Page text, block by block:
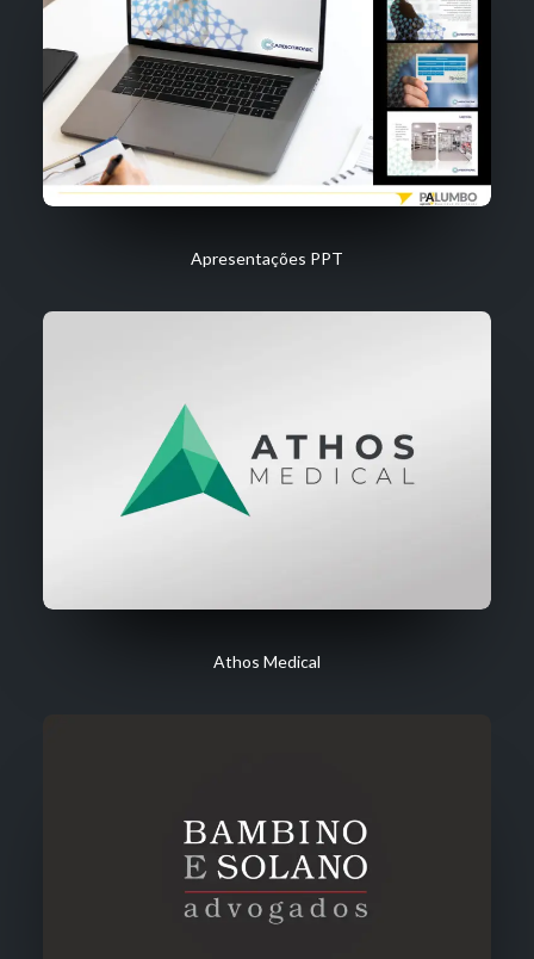
Apresentações PPT
Athos Medical